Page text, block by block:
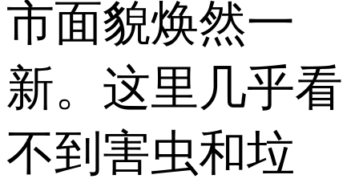
市面貌焕然一
新。这里几乎看
不到害虫和垃